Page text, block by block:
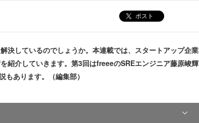
ポスト
決しているのでしょうか。本連載では、スタートアップ企業
紹介していきます。第3回はfreeeのSREエンジニア藤原峻輝
あります。（編集部）